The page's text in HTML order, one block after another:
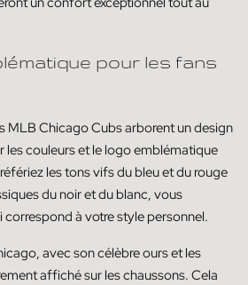
pour les fans
MLB Chicago Cubs arborent un design
les couleurs et le logo emblématique
les tons vifs du bleu et du rouge
du noir et du blanc, vous
à votre style personnel.
avec son célèbre ours et les
affiché sur les chaussons. Cela